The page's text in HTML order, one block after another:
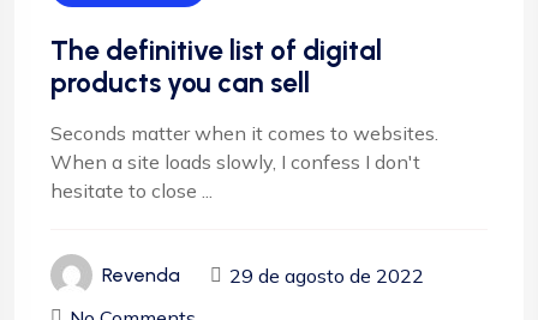
The definitive list of digital
products you can sell
Seconds matter when it comes to websites.
When a site loads slowly, I confess I don't
hesitate to close ...
Revenda
29 de agosto de 2022